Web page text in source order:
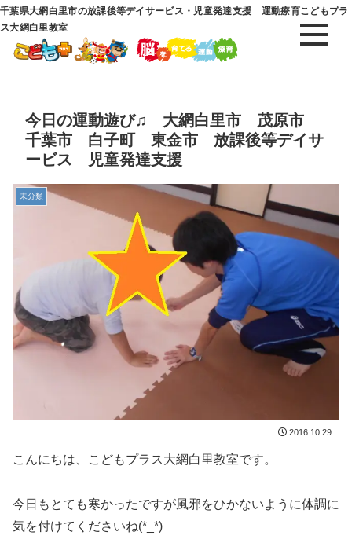
千葉県大網白里市の放課後等デイサービス・児童発達支援 運動療育こどもプラ
ス大網白里教室
今日の運動遊び♫ 大網白里市 茂原市
千葉市 白子町 東金市 放課後等デイサ
ービス 児童発達支援
未分類
2016.10.29
こんにちは、こどもプラス大網白里教室です。
今日もとても寒かったですが風邪をひかないように体調に
気を付けてくださいね(*_*)